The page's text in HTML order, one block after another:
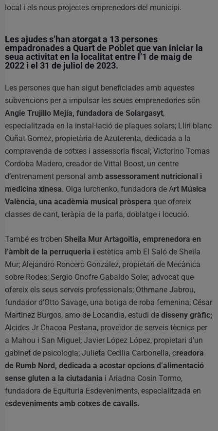
local i els nous projectes emprenedors del municipi.
Les ajudes s’han atorgat a 13 persones
empadronades a Quart de Poblet que van iniciar la
seua activitat en la localitat entre l’1 de maig de
2022 i el 31 de juliol de 2023.
Les persones que han sigut beneficiades amb aquestes
subvencions per a impulsar les seues emprenedories són
Angie Trujillo Mejía, fundadora de Solargasyt,
especialitzada en la instal·lació de plaques solars; Lliri blanc
Cuñat Gomez, propietària de Azuterenta, dedicada a la
compravenda de cotxes i assessoria fiscal; Victorino Tomas
Cordoba Madero, creador de Vittal Boost, un centre
d’entrenament personal amb assessorament nutricional i
medicina xinesa. Olga Iurchenko, fundadora de Art Música
València, una acadèmia musical pròspera que ofereix
classes de cant, teràpia de la parla, doblatge i locució.
També es troben Sheila Mur Artagoitia, emprenedora en
l’àmbit de la perruqueria i estètica amb El Saló de Sheila
Mur; Alejandro Roncero Gonzalez, propietari de Mecànica
sobre Rodes; Sergio Onofre Gabaldo Soler, advocat que
ofereix els seus serveis professionals; Othmane Jabrou,
fundador d’Otto Savage, una botiga de roba femenina; César
Martinez Burgos, amo de Locandia, estudi de disseny gràfic;
Alcides Jr Chacoa Pestana, proveïdor de serveis tècnics per
a Mahou i San Miguel; Javier López López, propietari d’un
gabinet de psicologia; Julieta Cecilia Carbonella, creadora
de Rumb Nord, dedicada a acostar opcions d’alimentació
sense gluten a la ciutadania i Ariadna Cosin Tormo,
fundadora de Equituria Esdeveniments, especialitzada en
esdeveniments amb cotxes de cavalls.